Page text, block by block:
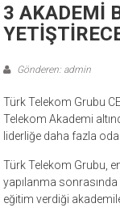
3 AKADEMİ
Gönderen: admin
Türk Telekom Grubu
Telekom Akademi
liderliğe daha fazla
Türk Telekom Grubu,
yapılanma sonrasında
eğitim verdiği